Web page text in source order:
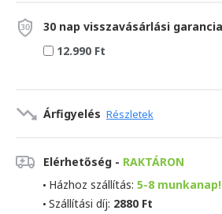
30 nap visszavásárlási garancia
12.990 Ft
Árfigyelés Részletek
Elérhetőség - RAKTÁRON
Házhoz szállítás: 5-8 munkanap!
Szállítási díj: 2880 Ft